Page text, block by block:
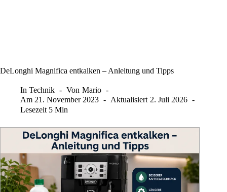
DeLonghi Magnifica entkalken – Anleitung und Tipps
In Technik Von Mario
Am 21. November 2023 Aktualisiert 2. Juli 2026
Lesezeit 5 Min